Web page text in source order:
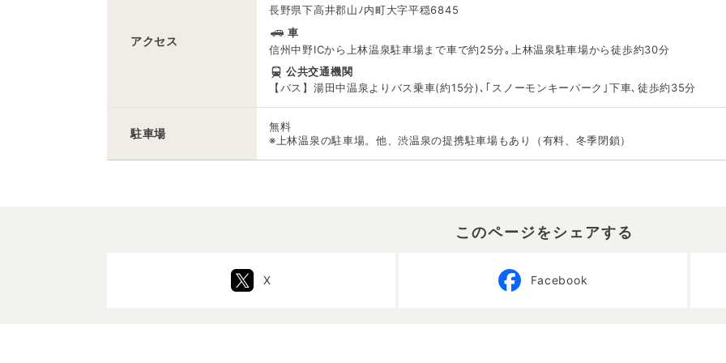
アクセス
長野県下高井郡山ﾉ内町大字平穏6845
車
信州中野ICから上林温泉駐車場まで車で約25分｡上林温泉駐車場から徒歩約30分
公共交通機関
【バス】湯田中温泉よりバス乗車(約15分)､｢スノーモンキーパーク｣下車､徒歩約35分
駐車場
無料
※上林温泉の駐車場。他、渋温泉の提携駐車場もあり（有料、冬季閉鎖）
このページをシェアする
X Facebook